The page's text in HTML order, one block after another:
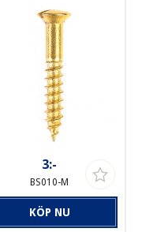
3:-
BS010-M
KÖP NU